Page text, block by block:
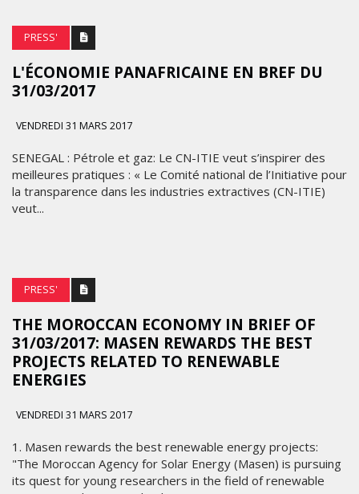
PRESS'
L'ÉCONOMIE PANAFRICAINE EN BREF DU
31/03/2017
VENDREDI 31 MARS 2017
SENEGAL : Pétrole et gaz: Le CN-ITIE veut s’inspirer des
meilleures pratiques : « Le Comité national de l’Initiative pour
la transparence dans les industries extractives (CN-ITIE)
veut...
PRESS'
THE MOROCCAN ECONOMY IN BRIEF OF
31/03/2017: MASEN REWARDS THE BEST
PROJECTS RELATED TO RENEWABLE
ENERGIES
VENDREDI 31 MARS 2017
1. Masen rewards the best renewable energy projects:
"The Moroccan Agency for Solar Energy (Masen) is pursuing
its quest for young researchers in the field of renewable